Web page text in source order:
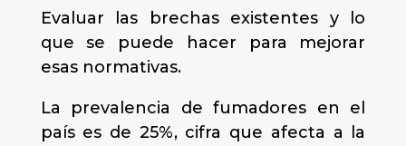
Evaluar las brechas existentes y lo
que se puede hacer para mejorar
esas normativas.
La prevalencia de fumadores en el
país es de 25%, cifra que afecta a la